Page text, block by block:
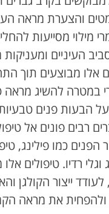
והצערת מראה
מילוי מסייעות
העיניים
אלו מבוצעים תוך
במטרה להשיג מראה
הבעות פנים
רבים פונים אל
כמו פילינג,
וגלי רדיו. טיפולים
ייצור הקולגן
את מראה